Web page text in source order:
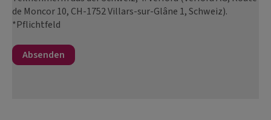
de Moncor 10, CH-1752 Villars-sur-Glâne 1, Schweiz).
*Pflichtfeld